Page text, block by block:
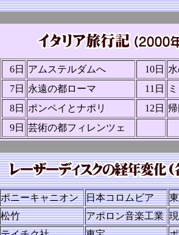
6日 アムステルダムへ 10日
7日
永遠の都ローマ 11日
8日
ポンペイとナポリ 12日
9日 芸術の都フィレンツェ
ポニーキャニオン 日本コロムビア
松竹
アポロン音楽工業